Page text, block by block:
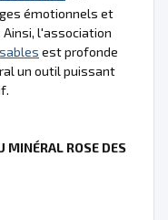
émotionnels et
l'association
est profonde
un outil puissant
MINÉRAL ROSE DES